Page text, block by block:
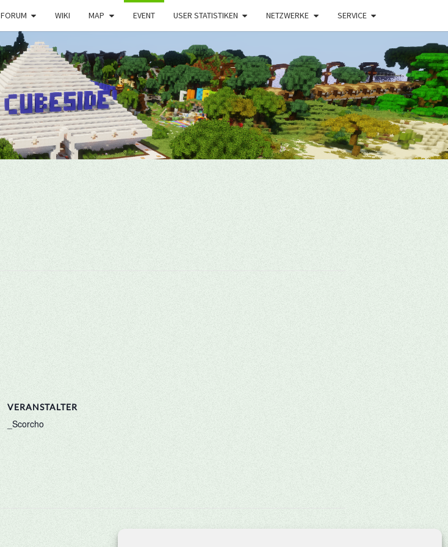
FORUM WIKI MAP EVENT USER STATISTIKEN NETZWERKE SERVICE
VERANSTALTER
_Scorcho